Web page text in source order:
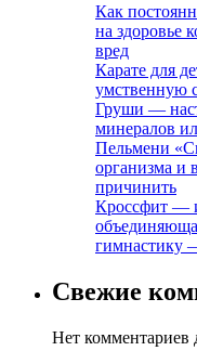
Как
на здоровье
вред
Карате для
умственную
Груши —
минералов
Пельмени
организма и
причинить
Кроссфит —
гимнастику
Свежие
Нет комментариев